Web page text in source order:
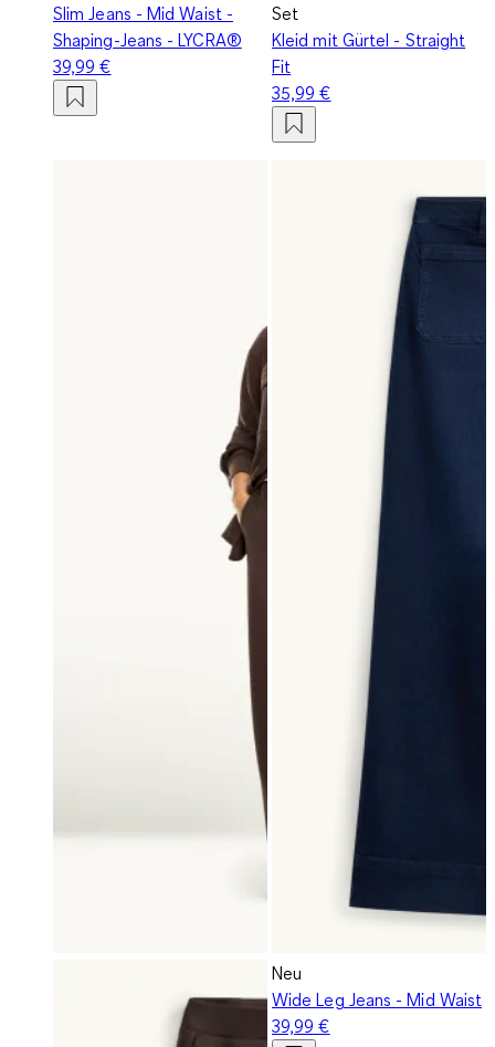
Slim Jeans - Mid Waist -
Shaping-Jeans - LYCRA®
39,99 €
Set
Kleid mit Gürtel - Straight
Fit
35,99 €
Neu
Wide Leg Jeans - Mid Waist
39,99 €